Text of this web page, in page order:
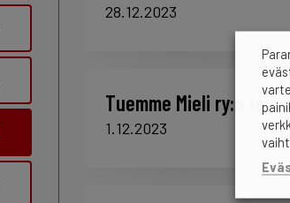
28.12.2023
Tuemme Mieli ry:n
1.12.2023